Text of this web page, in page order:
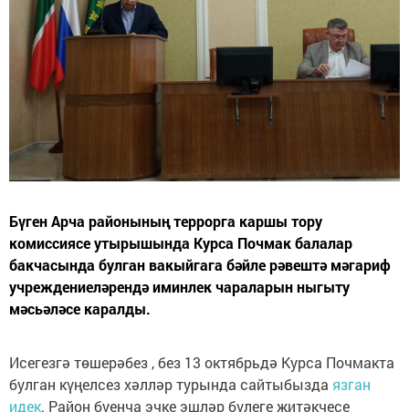
Бүген Арча районының террорга каршы тору
комиссиясе утырышында Курса Почмак балалар
бакчасында булган вакыйгага бәйле рәвештә мәгариф
учреждениеләрендә иминлек чараларын ныгыту
мәсьәләсе каралды.
Исегезгә төшерәбез , без 13 октябрьдә Курса Почмакта
булган күңелсез хәлләр турында сайтыбызда язган
идек. Район буенча эчке эшләр бүлеге җитәкчесе